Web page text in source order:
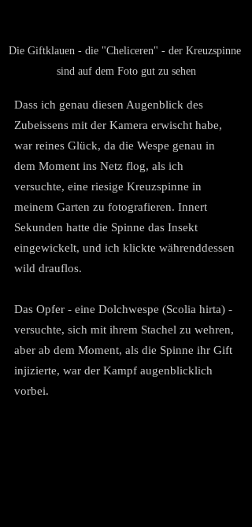
Die Giftklauen - die "Cheliceren" - der Kreuzspinne
sind auf dem Foto gut zu sehen
Dass ich genau diesen Augenblick des
Zubeissens mit der Kamera erwischt habe,
war reines Glück, da die Wespe genau in
dem Moment ins Netz flog, als ich
versuchte, eine riesige Kreuzspinne in
meinem Garten zu fotografieren. Innert
Sekunden hatte die Spinne das Insekt
eingewickelt, und ich klickte währenddessen
wild drauflos.
Das Opfer - eine Dolchwespe (Scolia hirta) -
versuchte, sich mit ihrem Stachel zu wehren,
aber ab dem Moment, als die Spinne ihr Gift
injizierte, war der Kampf augenblicklich
vorbei.